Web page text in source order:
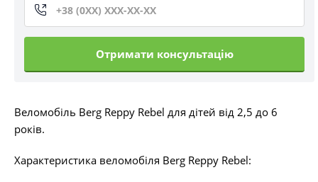
Отримати консультацію
Веломобіль Berg Reppy Rebel для дітей від 2,5 до 6
років.
Характеристика веломобіля Berg Reppy Rebel: